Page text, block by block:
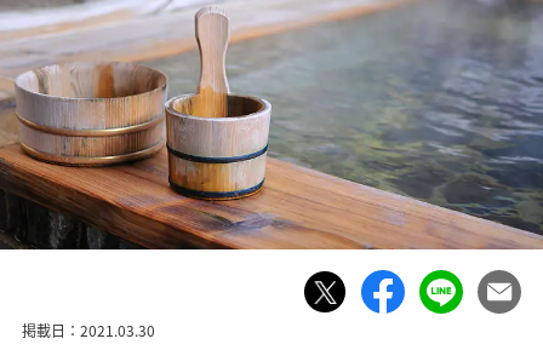
掲載日：2021.03.30